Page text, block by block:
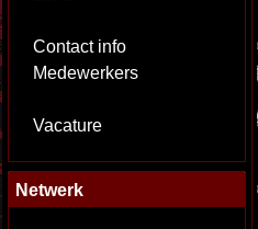
Contact info
Medewerkers
Vacature
Netwerk